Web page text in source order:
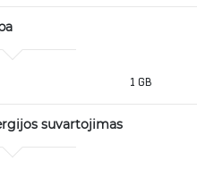
1 GB
suvartojimas